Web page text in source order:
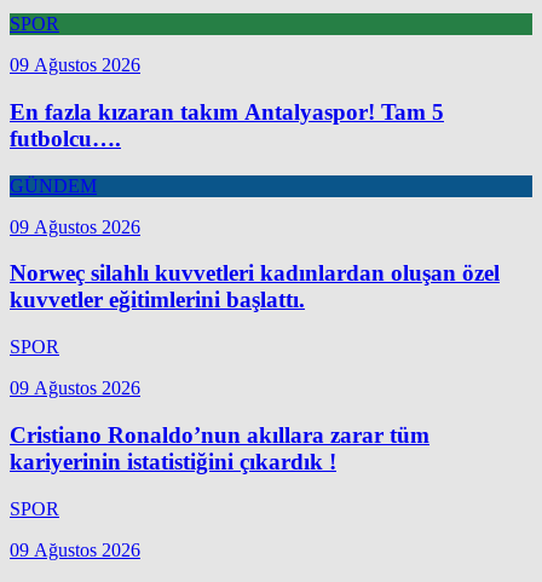
SPOR
09 Ağustos 2026
En fazla kızaran takım Antalyaspor! Tam 5
futbolcu….
GÜNDEM
09 Ağustos 2026
Norweç silahlı kuvvetleri kadınlardan oluşan özel
kuvvetler eğitimlerini başlattı.
SPOR
09 Ağustos 2026
Cristiano Ronaldo’nun akıllara zarar tüm
kariyerinin istatistiğini çıkardık !
SPOR
09 Ağustos 2026